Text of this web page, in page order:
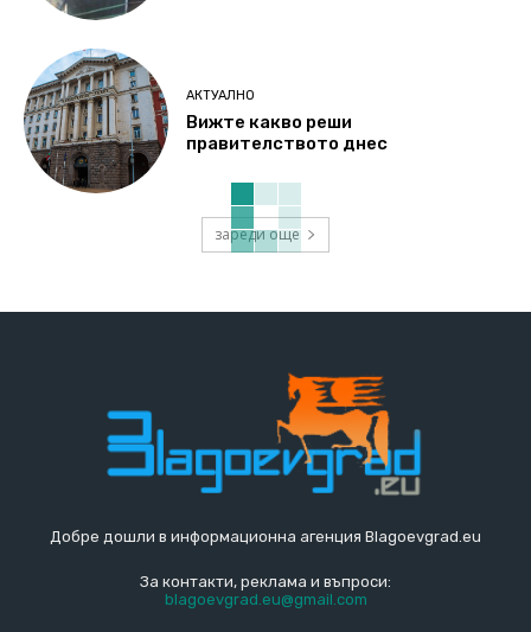
АКТУАЛНО
Вижте какво реши
правителството днес
зареди още
Добре дошли в информационна агенция Blagoevgrad.eu
За контакти, реклама и въпроси:
blagoevgrad.eu@gmail.com